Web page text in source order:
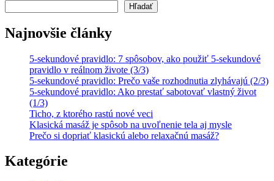
Hľadať
Najnovšie články
5-sekundové pravidlo: 7 spôsobov, ako použiť 5-sekundové
pravidlo v reálnom živote (3/3)
5-sekundové pravidlo: Prečo vaše rozhodnutia zlyhávajú (2/3)
5-sekundové pravidlo: Ako prestať sabotovať vlastný život
(1/3)
Ticho, z ktorého rastú nové veci
Klasická masáž je spôsob na uvoľnenie tela aj mysle
Prečo si dopriať klasickú alebo relaxačnú masáž?
Kategórie